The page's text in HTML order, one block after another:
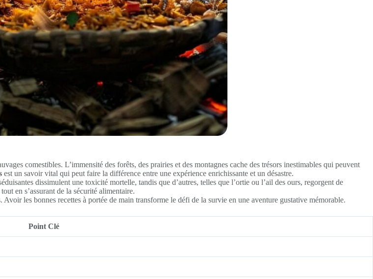
comestibles. L’immensité des forêts, des prairies et des montagnes cache des trésors inestimables qui peuvent
est un savoir vital qui peut faire la différence entre une expérience enrichissante et un désastre.
dissimulent une toxicité mortelle, tandis que d’autres, telles que l’ortie ou l’ail des ours, regorgent de
en s’assurant de la sécurité alimentaire.
les bonnes recettes à portée de main transforme le défi de la survie en une aventure gustative mémorable.
Point Clé